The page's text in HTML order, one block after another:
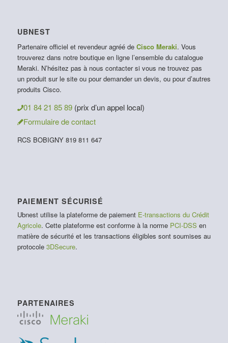
UBNEST
Partenaire officiel et revendeur agréé de Cisco Meraki. Vous
trouverez dans notre boutique en ligne l’ensemble du catalogue
Meraki. N’hésitez pas à nous contacter si vous ne trouvez pas
un produit sur le site ou pour demander un devis, ou pour d’autres
produits Cisco.
01 84 21 85 89 (prix d’un appel local)
Formulaire de contact
RCS BOBIGNY 819 811 647
PAIEMENT SÉCURISÉ
Ubnest utilise la plateforme de paiement E-transactions du Crédit
Agricole. Cette plateforme est conforme à la norme PCI-DSS en
matière de sécurité et les transactions éligibles sont soumises au
protocole 3DSecure.
PARTENAIRES